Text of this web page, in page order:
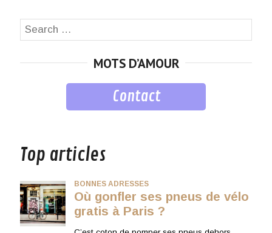
Search
MOTS D’AMOUR
Contact
Top articles